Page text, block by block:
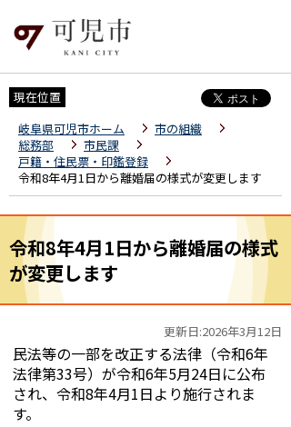
現在位置
岐阜県可児市ホーム
市の組織
総務部
市民課
戸籍・住民票・印鑑登録
令和8年4月1日から離婚届の様式が変更します
令和8年4月1日から離婚届の様式
が変更します
更新日:2026年3月12日
民法等の一部を改正する法律（令和6年
法律第33号）が令和6年5月24日に公布
され、令和8年4月1日より施行されま
す。